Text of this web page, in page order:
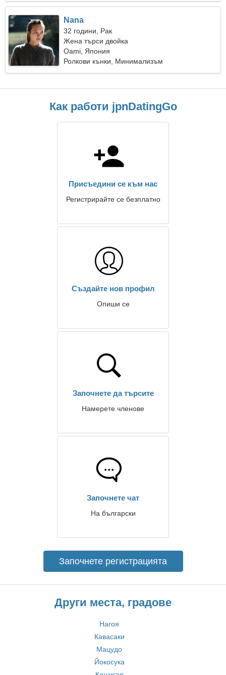
Nana
32 години, Рак
Жена търси двойка
Oami, Япония
Ролкови кънки, Минимализъм
Как работи jpnDatingGo
Присъедини се към нас
Регистрирайте се безплатно
Създайте нов профил
Опиши се
Започнете да търсите
Намерете членове
Започнете чат
На български
Започнете регистрацията
Други места, градове
Нагоя
Кавасаки
Мацудо
Йокосука